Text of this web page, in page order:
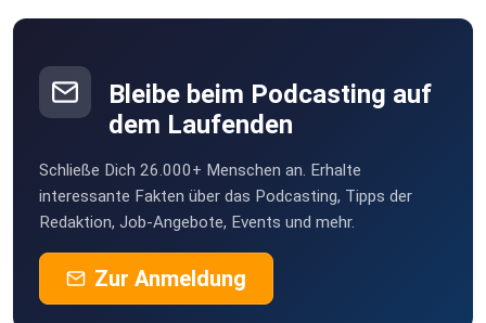
Bleibe beim Podcasting auf
dem Laufenden
Schließe Dich 26.000+ Menschen an. Erhalte
interessante Fakten über das Podcasting, Tipps der
Redaktion, Job-Angebote, Events und mehr.
Zur Anmeldung